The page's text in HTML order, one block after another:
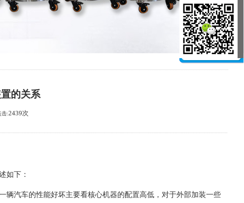
的关系
击:2439次
如下：
汽车的性能好坏主要看核心机器的配置高低，对于外部加装一些